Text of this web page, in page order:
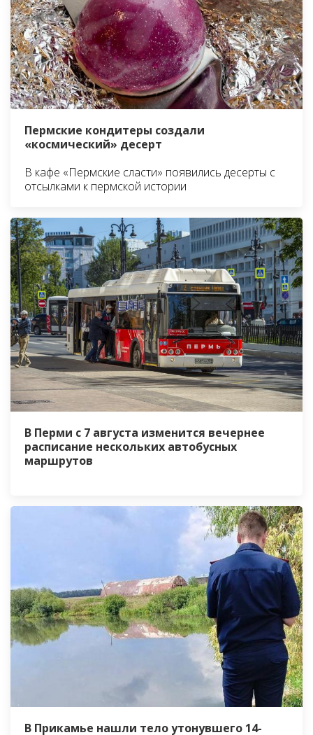
Пермские кондитеры создали
«космический» десерт
В кафе «Пермские сласти» появились десерты с
отсылками к пермской истории
В Перми с 7 августа изменится вечернее
расписание нескольких автобусных
маршрутов
В Прикамье нашли тело утонувшего 14-